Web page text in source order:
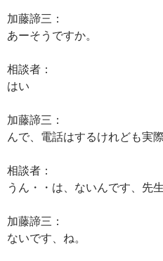
加藤諦三：
あーそうですか。
相談者：
はい
加藤諦三：
んで、電話はするけれども実
相談者：
うん・・は、ないんです、先生
加藤諦三：
ないです、ね。